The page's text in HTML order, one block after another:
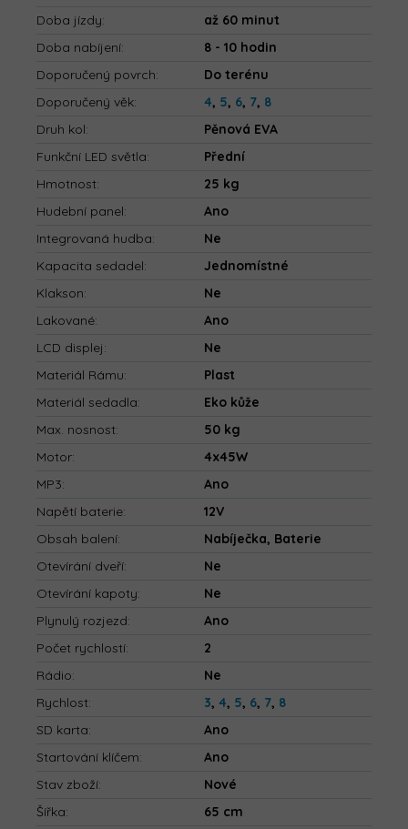
Doba jízdy:
až 60 minut
Doba nabíjení:
8 - 10 hodin
Doporučený povrch:
Do terénu
Doporučený věk: 4, 5, 6, 7, 8
Druh kol:
Pěnová EVA
Funkční LED světla:
Přední
Hmotnost:
25 kg
Hudební panel:
Ano
Integrovaná hudba:
Ne
Kapacita sedadel:
Jednomístné
Klakson:
Ne
Lakované:
Ano
LCD displej:
Ne
Materiál Rámu:
Plast
Materiál sedadla:
Eko kůže
Max. nosnost:
50 kg
Motor:
4x45W
MP3:
Ano
Napětí baterie:
12V
Obsah balení:
Nabíječka, Baterie
Otevírání dveří:
Ne
Otevírání kapoty:
Ne
Plynulý rozjezd:
Ano
Počet rychlostí:
2
Rádio:
Ne
Rychlost: 3, 4, 5, 6, 7, 8
SD karta:
Ano
Startování klíčem:
Ano
Stav zboží:
Nové
Šířka:
65 cm